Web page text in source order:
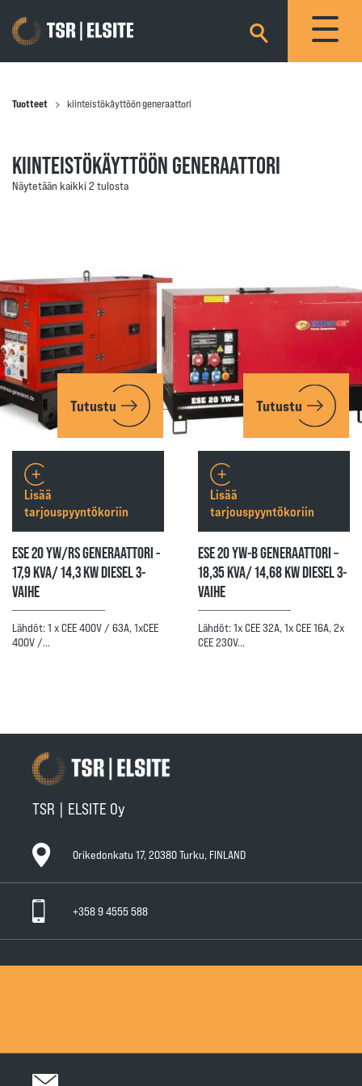
×
Tuotteet kiinteistökäyttöön generaattori
KIINTEISTÖKÄYTTÖÖN GENERAATTORI
Näytetään kaikki 2 tulosta
Tutustu
ESE 20 YW/RS GENERAATTORI -
17,9 KVA/ 14,3 KW DIESEL 3-
VAIHE
Lähdöt: 1 x CEE 400V / 63A, 1xCEE
400V /…
Lisää
tarjouspyyntökoriin
Tutustu
ESE 20 YW-B GENERAATTORI –
18,35 KVA/ 14,68 KW DIESEL 3-
VAIHE
Lähdöt: 1x CEE 32A, 1x CEE 16A, 2x
CEE 230V…
Lisää
tarjouspyyntökoriin
TSR | ELSITE Oy
Orikedonkatu 17, 20380 Turku, FINLAND
+358 9 4555 588